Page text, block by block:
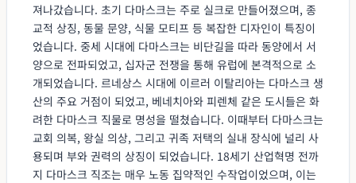
져나갔습니다. 초기 다마스크는 주로 실크로 만들어졌으며, 종
교적 상징, 동물 문양, 식물 모티프 등 복잡한 디자인이 특징이
었습니다. 중세 시대에 다마스크는 비단길을 따라 동양에서 서
양으로 전파되었고, 십자군 전쟁을 통해 유럽에 본격적으로 소
개되었습니다. 르네상스 시대에 이르러 이탈리아는 다마스크 생
산의 주요 거점이 되었고, 베네치아와 피렌체 같은 도시들은 화
려한 다마스크 직물로 명성을 떨쳤습니다. 이때부터 다마스크는
교회 의복, 왕실 의상, 그리고 귀족 저택의 실내 장식에 널리 사
용되며 부와 권력의 상징이 되었습니다. 18세기 산업혁명 전까
지 다마스크 직조는 매우 노동 집약적인 수작업이었으며, 이는